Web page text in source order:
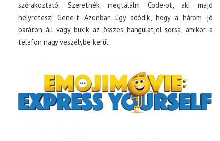
szórakoztató. Szeretnék megtalálni Code-ot, aki majd
helyreteszi Gene-t. Azonban úgy adódik, hogy a három jó
baráton áll vagy bukik az összes hangulatjel sorsa, amikor a
telefon nagy veszélybe kerül.